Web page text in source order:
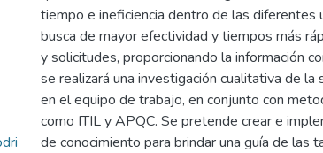
tiempo e ineficiencia dentro de las diferentes
busca de mayor efectividad y tiempos más
y solicitudes, proporcionando la información
se realizará una investigación cualitativa de
en el equipo de trabajo, en conjunto con
como ITIL y APQC. Se pretende crear e
de conocimiento para brindar una guía de las